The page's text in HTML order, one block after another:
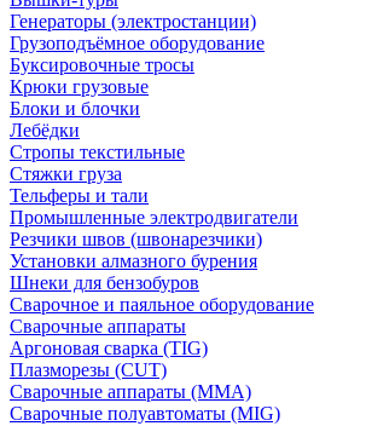
Генераторы (электростанции)
Грузоподъёмное оборудование
Буксировочные тросы
Крюки грузовые
Блоки и блочки
Лебёдки
Стропы текстильные
Стяжки груза
Тельферы и тали
Промышленные электродвигатели
Резчики швов (швонарезчики)
Установки алмазного бурения
Шнеки для бензобуров
Сварочное и паяльное оборудование
Сварочные аппараты
Аргоновая сварка (TIG)
Плазморезы (CUT)
Сварочные аппараты (MMA)
Сварочные полуавтоматы (MIG)